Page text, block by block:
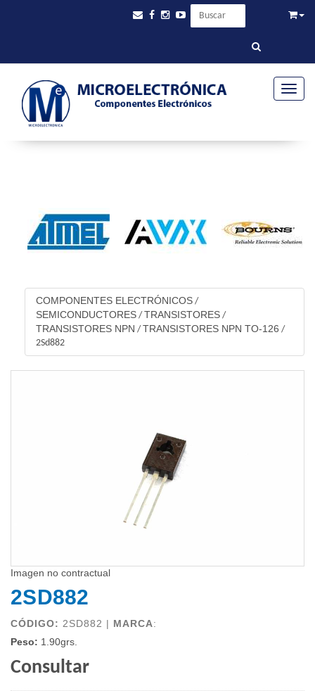
COMPONENTES ELECTRÓNICOS /
SEMICONDUCTORES / TRANSISTORES /
TRANSISTORES NPN / TRANSISTORES NPN TO-126 /
2Sd882
Imagen no contractual
2SD882
CÓDIGO: 2SD882 | MARCA:
Peso: 1.90grs.
Consultar